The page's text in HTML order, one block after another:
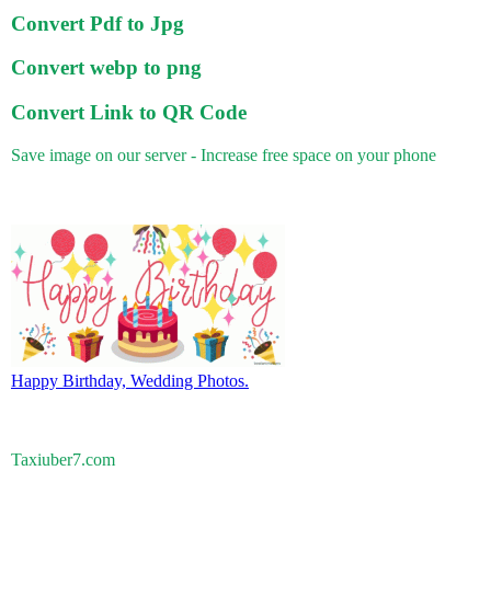
Convert Pdf to Jpg
Convert webp to png
Convert Link to QR Code
Save image on our server - Increase free space on your phone
Happy Birthday, Wedding Photos.
Taxiuber7.com